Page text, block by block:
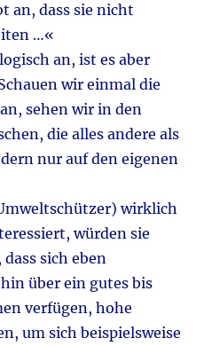
an, dass sie nicht
…«
an, ist es aber
wir einmal die
sehen wir in den
die alles andere als
nur auf den eigenen
wirklich
würden sie
sich eben
über ein gutes bis
verfügen, hohe
um sich beispielsweise